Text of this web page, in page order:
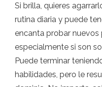
Si brilla, quieres
rutina diaria y puede
encanta probar nuevos
especialmente si son
Puede terminar
habilidades, pero le